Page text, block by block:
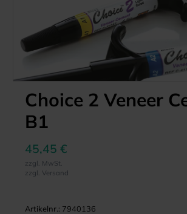
Choice 2 Veneer
B1
45,45 €
zzgl. MwSt.
zzgl. Versand
Artikelnr.: 7940136